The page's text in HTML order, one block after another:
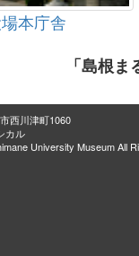
本庁舎
「島根
西川津町1060
カル
University Museum All